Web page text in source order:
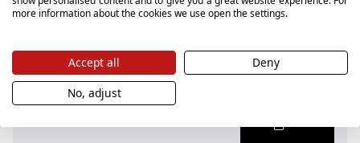
Hygienezertifikat (PL)
more information about the cookies we use open the settings.
Accept all
Deny
No, adjust